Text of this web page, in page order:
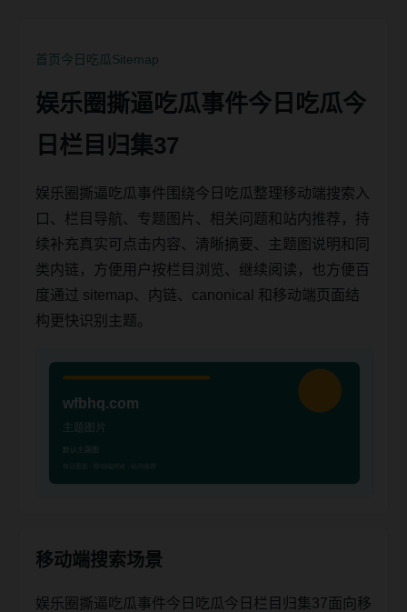
首页今日吃瓜Sitemap
娱乐圈撕逼吃瓜事件今日吃瓜今
日栏目归集37
娱乐圈撕逼吃瓜事件围绕今日吃瓜整理移动端搜索入
口、栏目导航、专题图片、相关问题和站内推荐，持
续补充真实可点击内容、清晰摘要、主题图说明和同
类内链，方便用户按栏目浏览、继续阅读，也方便百
度通过 sitemap、内链、canonical 和移动端页面结
构更快识别主题。
移动端搜索场景
娱乐圈撕逼吃瓜事件今日吃瓜今日栏目归集37面向移